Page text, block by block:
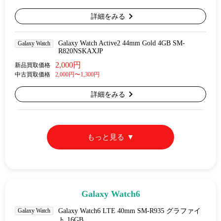
詳細をみる
Galaxy Watch
Galaxy Watch Active2 44mm Gold 4GB SM-
R820NSKAXJP
新品買取価格 2,000円
中古買取価格 2,000円〜1,300円
詳細をみる
もっと見る
Galaxy Watch6
Galaxy Watch
Galaxy Watch6 LTE 40mm SM-R935 グラファイ